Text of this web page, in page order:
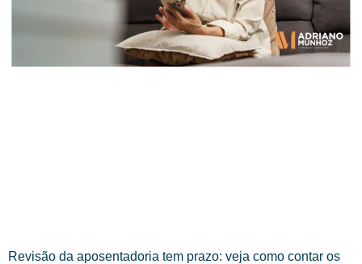
Revisão da aposentadoria tem prazo: veja como contar os